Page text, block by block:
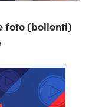
foto (bollenti)